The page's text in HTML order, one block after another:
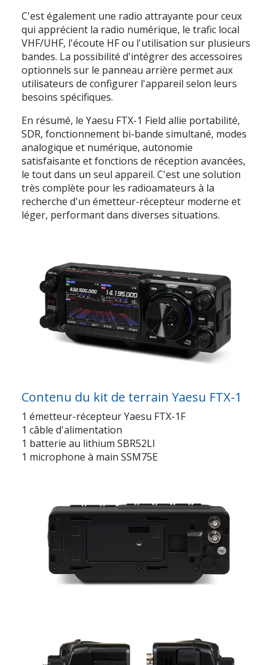
C'est également une radio attrayante pour ceux
qui apprécient la radio numérique, le trafic local
VHF/UHF, l'écoute HF ou l'utilisation sur plusieurs
bandes. La possibilité d'intégrer des accessoires
optionnels sur le panneau arrière permet aux
utilisateurs de configurer l'appareil selon leurs
besoins spécifiques.
En résumé, le Yaesu FTX-1 Field allie portabilité,
SDR, fonctionnement bi-bande simultané, modes
analogique et numérique, autonomie
satisfaisante et fonctions de réception avancées,
le toutdans un seul appareil. C'est une solution
très complète pour les radioamateurs à la
recherche d'un émetteur-récepteur moderne et
léger, performant dans diverses situations.
Contenu du kit de terrain Yaesu FTX-1
1 émetteur-récepteurYaesu FTX-1F
1 câble d'alimentation
1 batterie au lithium SBR52LI
1 microphone à main SSM75E